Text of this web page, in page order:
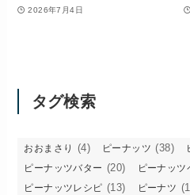
2026年7月4日
タグ検索
おおまさり (4) ピーナッツ (38)
ピーナッツバター (20) ピーナッツ
ピーナッツレシピ (13) ピーナツ